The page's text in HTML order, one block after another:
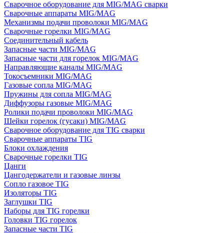
Сварочное оборудование для MIG/MAG сварки
Сварочные аппараты MIG/MAG
Механизмы подачи проволоки MIG/MAG
Сварочные горелки MIG/MAG
Соединительный кабель
Запасные части MIG/MAG
Запасные части для горелок MIG/MAG
Направляющие каналы MIG/MAG
Токосъемники MIG/MAG
Газовые сопла MIG/MAG
Пружины для сопла MIG/MAG
Диффузоры газовые MIG/MAG
Ролики подачи проволоки MIG/MAG
Шейки горелок (гусаки) MIG/MAG
Сварочное оборудование для TIG сварки
Сварочные аппараты TIG
Блоки охлаждения
Сварочные горелки TIG
Цанги
Цангодержатели и газовые линзы
Сопло газовое TIG
Изоляторы TIG
Заглушки TIG
Наборы для TIG горелки
Головки TIG горелок
Запасные части TIG